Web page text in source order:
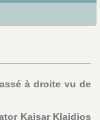
à droite vu de
Kaisar Klaidios